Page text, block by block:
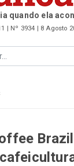
quando ela
| Nº 3934 | 8 Agosto